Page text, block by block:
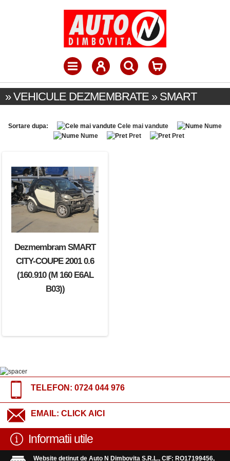
» VEHICULE DEZMEMBRATE » SMART
Sortare dupa: Cele mai vandute
Nume
Nume
Pret Pret
Dezmembram SMART
CITY-COUPE 2001 0.6
(160.910 (M 160 E6AL
B03))
TELEFON: 0724 044 976
EMAIL: CLICK AICI
Informatii utile
Website detinut de Auto N Dimbovita S.R.L., CIF: RO17199456,